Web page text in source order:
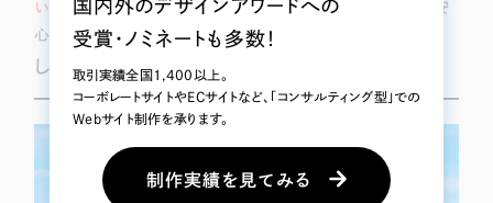
国内外のデザインアワードへの
受賞・ノミネートも多数！
取引実績全国1,400以上。
コーボレートサイトやECサイトなど、「コンサルティング型」での
Webサイト制作を承ります。
制作実績を見てみる
いるのか、どんな雰囲気なのか、ということが伝わるのも、安
心できるポイントです。
しみず整形外科リハビリクリニック